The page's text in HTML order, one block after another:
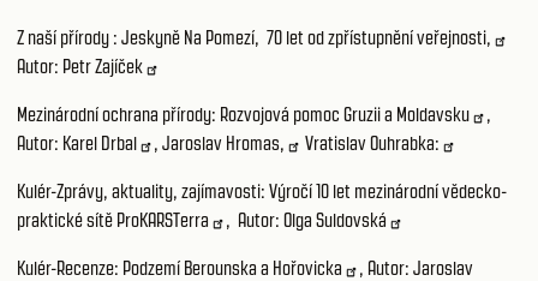
Z naší přírody : Jeskyně Na Pomezí, 70 let od zpřístupnění veřejnosti,
Autor: Petr Zajíček
Mezinárodní ochrana přírody: Rozvojová pomoc Gruzii a Moldavsku
,
Autor: Karel Drbal , Jaroslav Hromas, Vratislav Ouhrabka:
Kulér-Zprávy, aktuality, zajímavosti: Výročí 10 let mezinárodní vědecko-
praktické sítě ProKARSTerra
, Autor: Olga Suldovská
Kulér-Recenze: Podzemí Berounska a Hořovicka , Autor: Jaroslav